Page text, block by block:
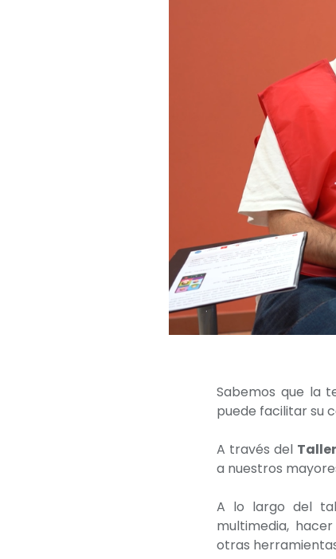
Sabemos que la
puede facilitar su
A través del
a nuestros
A lo largo del
multimedia,
otras